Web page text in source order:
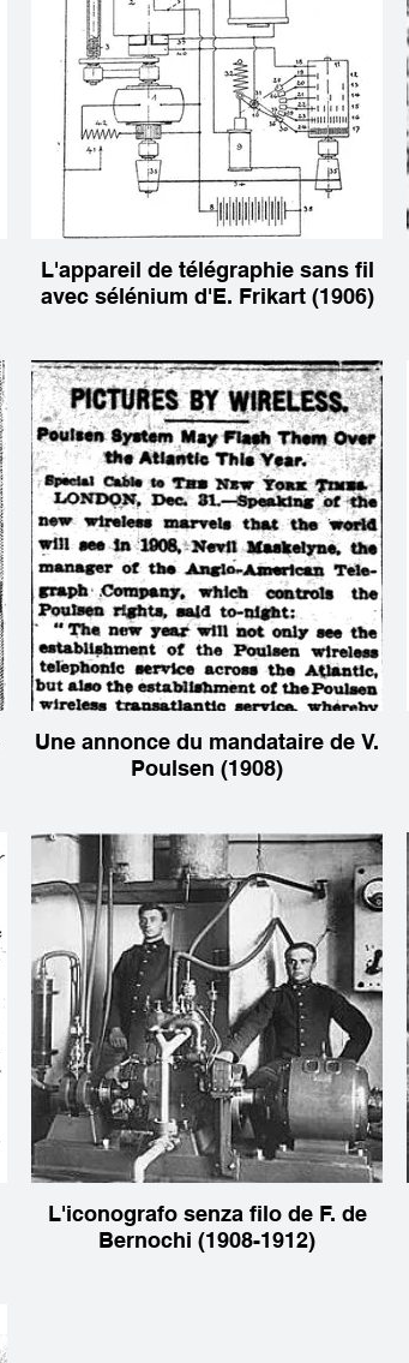
L'appareil de télégraphie sans fil
avec sélénium d'E. Frikart (1906)
Une annonce du mandataire de V.
Poulsen (1908)
L'iconografo senza filo de F. de
Bernochi (1908-1912)